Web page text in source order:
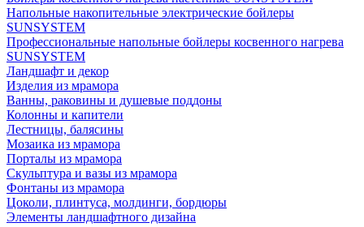
Напольные накопительные электрические бойлеры
SUNSYSTEM
Профессиональные напольные бойлеры косвенного нагрева
SUNSYSTEM
Ландшафт и декор
Изделия из мрамора
Ванны, раковины и душевые поддоны
Колонны и капители
Лестницы, балясины
Мозаика из мрамора
Порталы из мрамора
Скульптура и вазы из мрамора
Фонтаны из мрамора
Цоколи, плинтуса, молдинги, бордюры
Элементы ландшафтного дизайна